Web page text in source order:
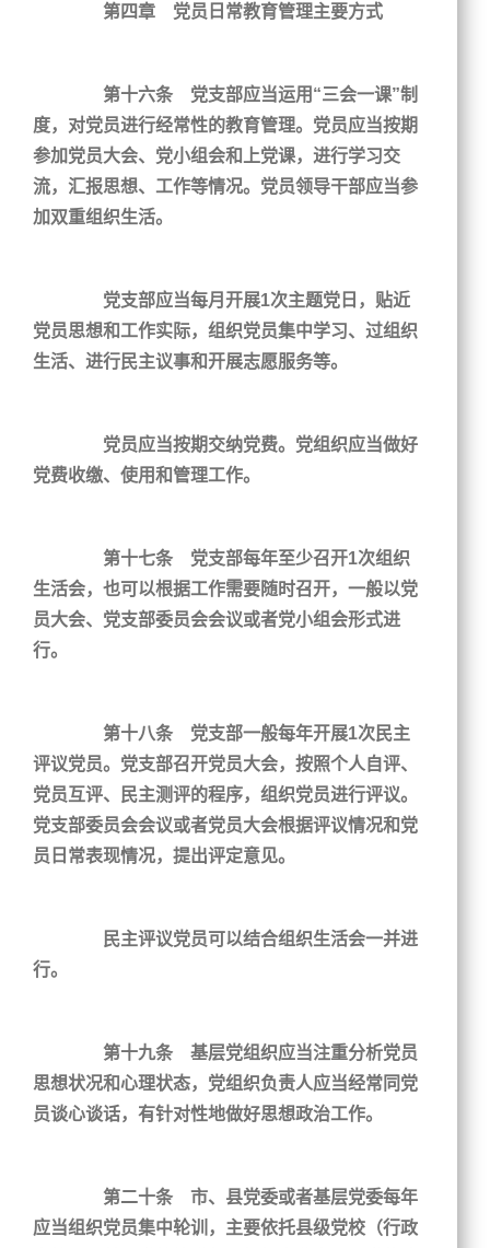
第四章 党员日常教育管理主要方式
第十六条 党支部应当运用“三会一课”制
度，对党员进行经常性的教育管理。党员应当按期
参加党员大会、党小组会和上党课，进行学习交
流，汇报思想、工作等情况。党员领导干部应当参
加双重组织生活。
党支部应当每月开展1次主题党日，贴近
党员思想和工作实际，组织党员集中学习、过组织
生活、进行民主议事和开展志愿服务等。
党员应当按期交纳党费。党组织应当做好
党费收缴、使用和管理工作。
第十七条 党支部每年至少召开1次组织
生活会，也可以根据工作需要随时召开，一般以党
员大会、党支部委员会会议或者党小组会形式进
行。
第十八条 党支部一般每年开展1次民主
评议党员。党支部召开党员大会，按照个人自评、
党员互评、民主测评的程序，组织党员进行评议。
党支部委员会会议或者党员大会根据评议情况和党
员日常表现情况，提出评定意见。
民主评议党员可以结合组织生活会一并进
行。
第十九条 基层党组织应当注重分析党员
思想状况和心理状态，党组织负责人应当经常同党
员谈心谈话，有针对性地做好思想政治工作。
第二十条 市、县党委或者基层党委每年
应当组织党员集中轮训，主要依托县级党校（行政